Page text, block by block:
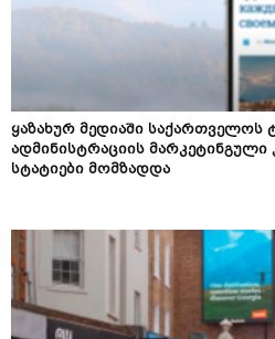
ყაზახურ მედიაში საქართველოს
ადმინისტრაციის მარკეტინგული
სტატიები მომზადდა